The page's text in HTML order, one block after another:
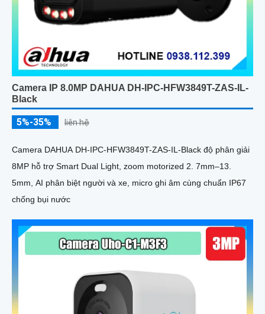
Camera IP 8.0MP DAHUA DH-IPC-HFW3849T-ZAS-IL-
Black
5%-35% liên hệ
Camera DAHUA DH-IPC-HFW3849T-ZAS-IL-Black độ phân giải
8MP hỗ trợ Smart Dual Light, zoom motorized 2. 7mm–13.
5mm, AI phân biệt người và xe, micro ghi âm cùng chuẩn IP67
chống bụi nước